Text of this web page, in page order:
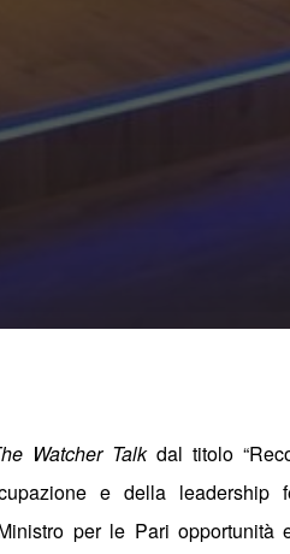
Watcher Talkdal titolo
e della
per le Pari